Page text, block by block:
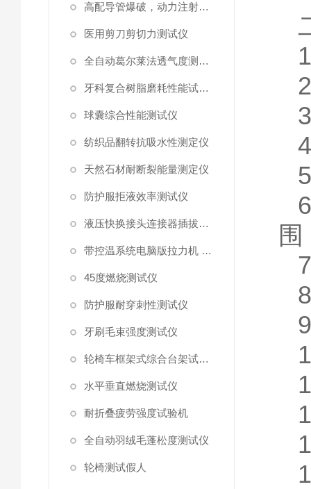
高配导管爆破，动力注射中流量及压力测试仪
医用剪刀剪切力测试仪
全自动葛尔莱法透气度测试仪
牙科复合树脂磨耗性能试验仪
球囊综合性能测试仪
纺织品翻转抗吸水性测定仪
天然石材耐断裂能量测定仪
防护服拒液效率测试仪
液压快换接头连接器插拔泄漏测试仪
带控温系统电脑版拉力机 统电脑版拉力机
45度燃烧测试仪
防护服耐穿刺性测试仪
牙刷毛束强度测试仪
轮椅车框架式综合台架试验机
水平垂直燃烧测试仪
耐折叠疲劳强度试验机
全自动羽绒毛蓬松度测试仪
轮椅测试假人
围